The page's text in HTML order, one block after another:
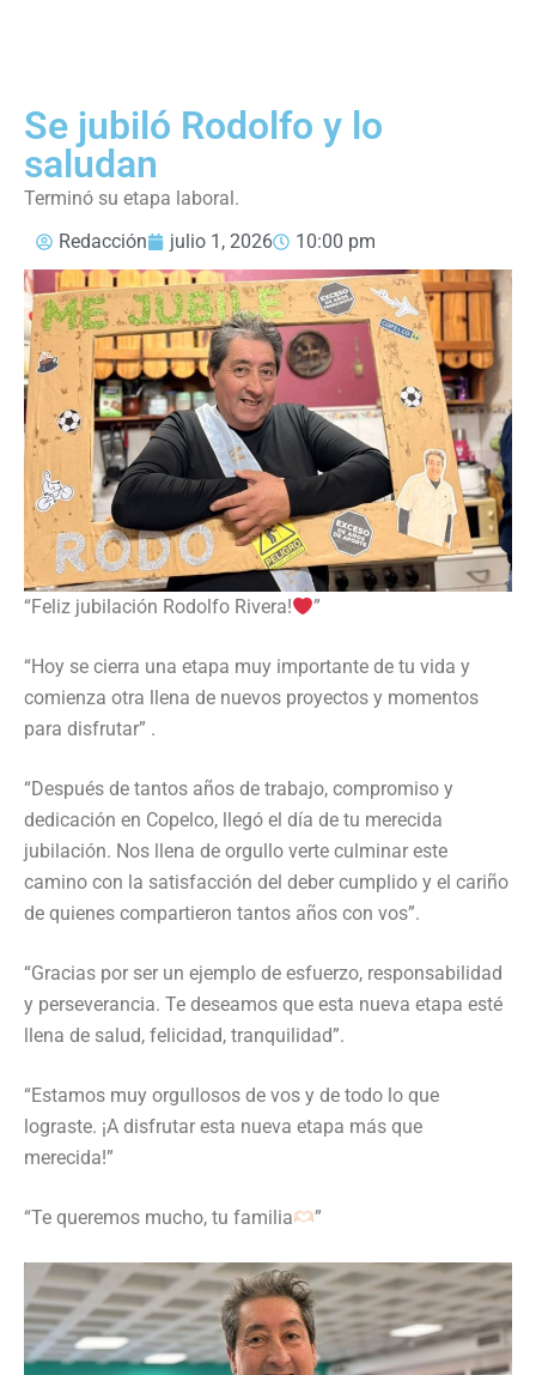
Se jubiló Rodolfo y lo
saludan
Terminó su etapa laboral.
Redacción
julio 1, 2026 10:00 pm
“Feliz jubilación Rodolfo Rivera! ”
“Hoy se cierra una etapa muy importante de tu vida y
comienza otra llena de nuevos proyectos y momentos
para disfrutar” .
“Después de tantos años de trabajo, compromiso y
dedicación en Copelco, llegó el día de tu merecida
jubilación. Nos llena de orgullo verte culminar este
camino con la satisfacción del deber cumplido y el cariño
de quienes compartieron tantos años con vos”.
“Gracias por ser un ejemplo de esfuerzo, responsabilidad
y perseverancia. Te deseamos que esta nueva etapa esté
llena de salud, felicidad, tranquilidad”.
“Estamos muy orgullosos de vos y de todo lo que
lograste. ¡A disfrutar esta nueva etapa más que
merecida!”
“Te queremos mucho, tu familia ”